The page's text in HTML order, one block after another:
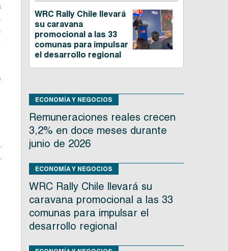
WRC Rally Chile llevará
su caravana
promocional a las 33
comunas para impulsar
el desarrollo regional
ECONOMÍA Y NEGOCIOS
Remuneraciones reales crecen
3,2% en doce meses durante
junio de 2026
ECONOMÍA Y NEGOCIOS
WRC Rally Chile llevará su
caravana promocional a las 33
comunas para impulsar el
desarrollo regional